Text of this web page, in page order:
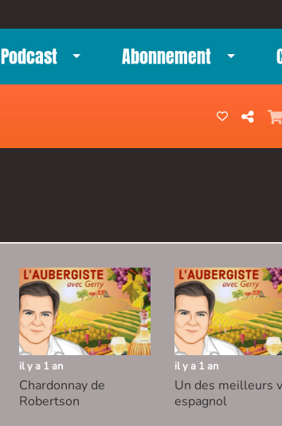
Podcast Abonnement
il y a 1 an
Chardonnay de
Robertson
il y a 1 an
Un des meilleurs
espagnol